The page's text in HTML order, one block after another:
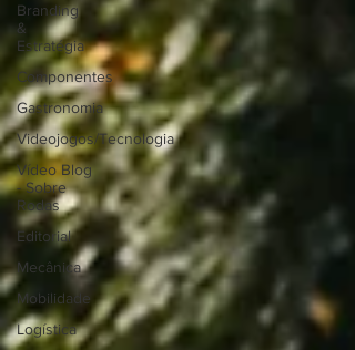
Branding
&
Estratégia
Componentes
Gastronomia
Videojogos/Tecnologia
Vídeo Blog
- Sobre
Rodas
Editorial
Mecânica
Mobilidade
Logística